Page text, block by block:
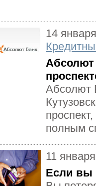
14
Абсолют
Абсолют
полным
11
Если вы